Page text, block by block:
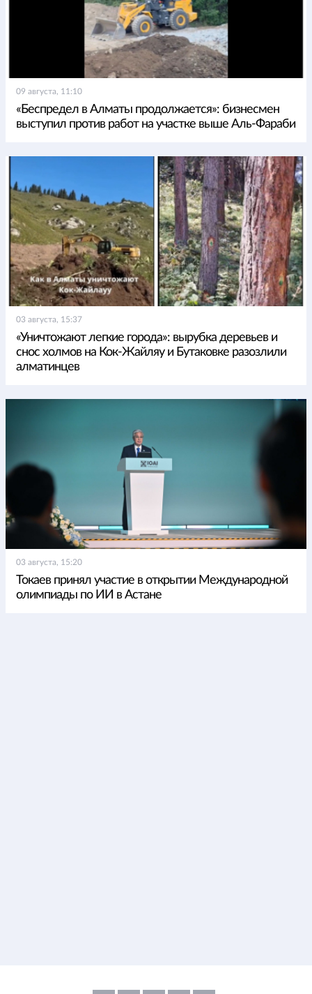
09 августа, 11:10
«Беспредел в Алматы продолжается»: бизнесмен
выступил против работ на участке выше Аль-Фараби
03 августа, 15:37
«Уничтожают легкие города»: вырубка деревьев и
снос холмов на Кок-Жайляу и Бутаковке разозлили
алматинцев
03 августа, 15:20
Токаев принял участие в открытии Международной
олимпиады по ИИ в Астане